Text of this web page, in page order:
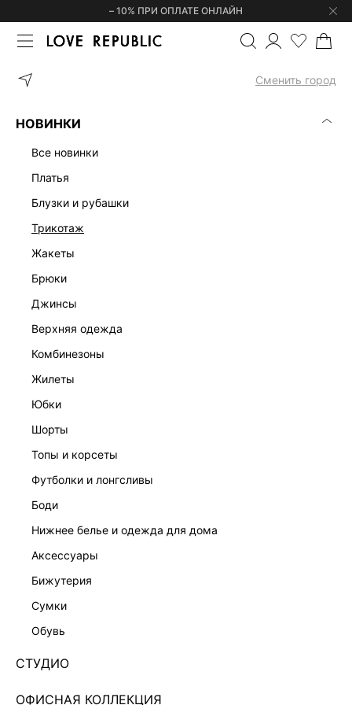
– 10% ПРИ ОПЛАТЕ ОНЛАЙН
Сменить город
НОВИНКИ
все новинки
платья
блузки и рубашки
трикотаж
жакеты
брюки
джинсы
верхняя одежда
комбинезоны
жилеты
юбки
шорты
топы и корсеты
футболки и лонгсливы
боди
нижнее белье и одежда для дома
аксессуары
бижутерия
сумки
обувь
СТУДИО
ОФИСНАЯ КОЛЛЕКЦИЯ
ГЛАВНАЯ ДЖЕМПЕРЫ И СВИТЕРЫ